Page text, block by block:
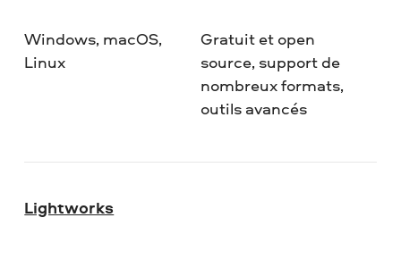
Windows, macOS,
Linux
Gratuit et open
source, support de
nombreux formats,
outils avancés
Lightworks